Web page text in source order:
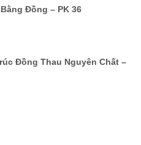
Đồng – PK 36
Đồng Thau Nguyên Chất –